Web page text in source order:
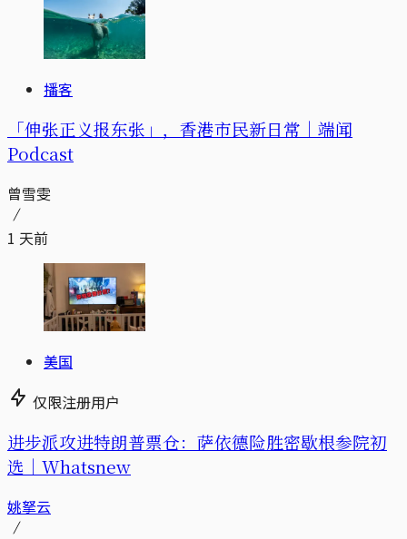
播客
「伸张正义报东张」，香港市民新日常｜端闻
Podcast
曾雪雯
1 天前
美国
仅限注册用户
进步派攻进特朗普票仓：萨依德险胜密歇根参院初
选｜Whatsnew
姚拏云